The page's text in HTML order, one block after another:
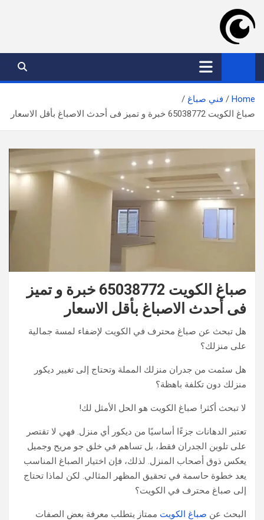
content
موقع عدسة الكويت
افضل خدمات بالكويت
Home
فني صباغ
صباغ الكويت 65038772 خبرة و تميز فى أحدث الاصباغ بأقل الاسعار
صباغ الكويت 65038772 خبرة و تميز
فى أحدث الاصباغ بأقل الاسعار
هل تبحث عن صباغ محترف في الكويت لإضفاء لمسة جمالية
على منزلك؟
هل سئمت من جدران منزلك المملة وتحتاج إلى تغيير ديكور
منزلك دون تكلفة باهظة؟
لا تبحث أكثر! صباغ الكويت هو الحل الأمثل لك!
تعتبر الدهانات جزءًا أساسيًا من ديكور أي منزل. فهي لا تقتصر
على تلوين الجدران فقط، بل تساهم في خلق جو مريح وجميل
يعكس ذوق أصحاب المنزل. لذلك، فإن اختيار الصباغ المناسب
يعد خطوة حاسمة في تحقيق المظهر المثالي. لكن لماذا تحتاج
إلى صباغ محترف في الكويت؟
البحث عن صباغ الكويت ممتاز يتطلب معرفة بعض الصفات